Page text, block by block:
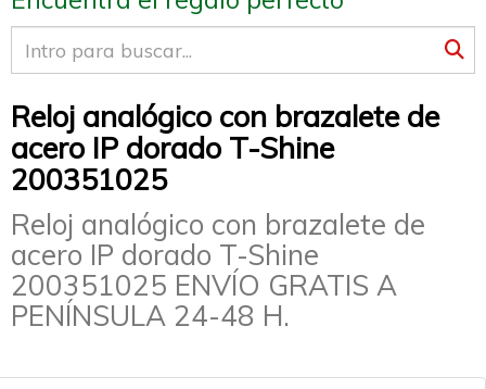
Reloj analógico con brazalete de
acero IP dorado T-Shine
200351025
Reloj analógico con brazalete de
acero IP dorado T-Shine
200351025 ENVÍO GRATIS A
PENÍNSULA 24-48 H.